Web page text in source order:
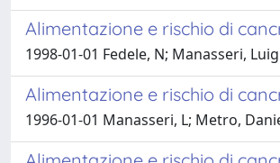
Alimentazione e rischio di
1998-01-01 Fedele, N; Manasseri,
Alimentazione e rischio di
1996-01-01 Manasseri, L; Metro,